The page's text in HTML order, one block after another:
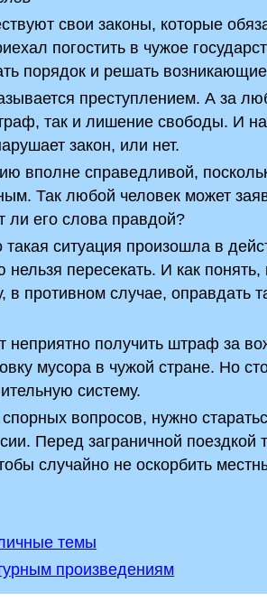
свои законы, которые
погостить в чужое
порядок и решать
преступлением. А за
так и лишение свободы. И
закон, или нет.
вполне справедливой,
Так любой человек может
ли его слова правдой?
ситуация произошла в
нельзя пересекать. И как
в противном случае,
неприятно получить штраф за
мусора в чужой стране. Но
систему.
вопросов, нужно
Перед заграничной
случайно не оскорбить
темы
произведениям